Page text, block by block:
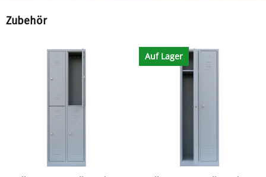
Zubehör
Auf Lager